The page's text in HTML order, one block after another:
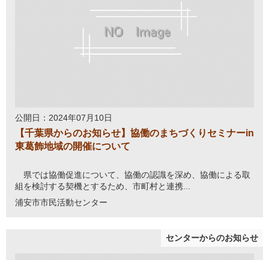
公開日：2024年07月10日
【千葉県からのお知らせ】協働のまちづくりセミナーin
東葛飾地域の開催について
県では協働促進について、協働の認識を深め、協働による取
組を検討する契機とするため、市町村と連携...
浦安市市民活動センター
センターからのお知らせ